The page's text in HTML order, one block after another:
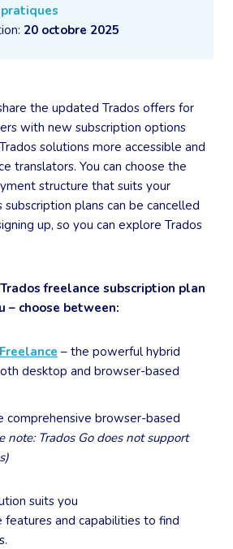
20 octobre 2025
the updated Trados offers for
with new subscription options
solutions more accessible and
translators. You can choose the
structure that suits your
subscription plans can be cancelled
up, so you can explore Trados
freelance subscription plan
– choose between:
– the powerful hybrid
desktop and browser-based
comprehensive browser-based
note: Trados Go does not support
suits you
⁠features and capabilities to find